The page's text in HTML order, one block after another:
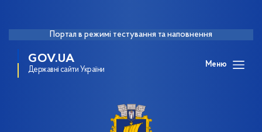
Портал в режимі тестування та наповнення
GOV.UA
Державні сайти України
Меню